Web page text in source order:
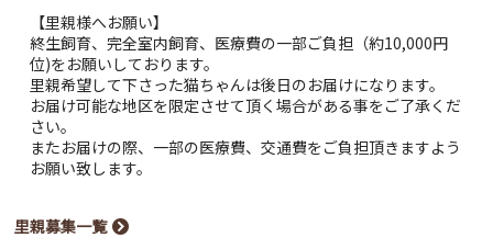
【里親様へお願い】
終生飼育、完全室内飼育、医療費の一部ご負担（約10,000円
位)をお願いしております。
里親希望して下さった猫ちゃんは後日のお届けになります。
お届け可能な地区を限定させて頂く場合がある事をご了承くだ
さい。
またお届けの際、一部の医療費、交通費をご負担頂きますよう
お願い致します。
里親募集一覧